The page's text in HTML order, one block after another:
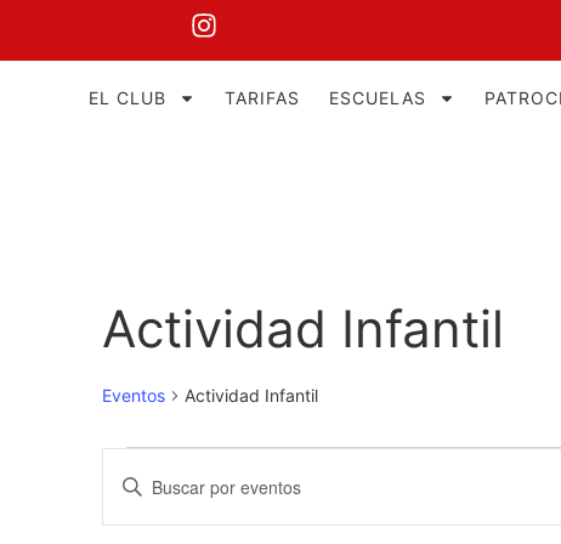
EL CLUB TARIFAS ESCUELAS
Actividad Infantil
Eventos Actividad Infantil
Navegación
de
Introduce
clave.